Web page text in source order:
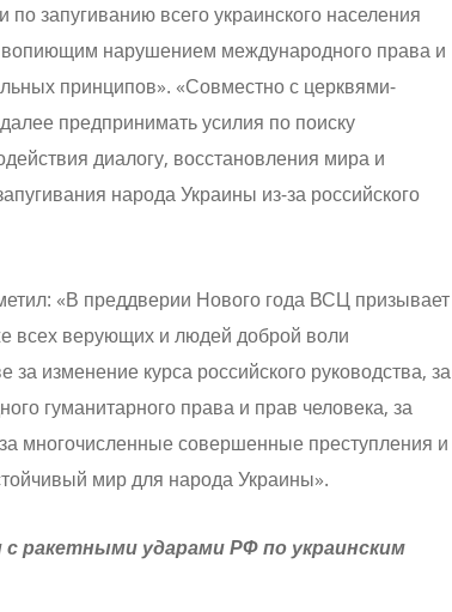
запугиванию всего украинского населения
вопиющим нарушением международного права и
принципов». «Совместно с церквями-
предпринимать усилия по поиску
диалогу, восстановления мира и
народа Украины из-за российского
«В преддверии Нового года ВСЦ призывает
всех верующих и людей доброй воли
за изменение курса российского руководства, за
гуманитарного права и прав человека, за
многочисленные совершенные преступления и
мир для народа Украины».
с ракетными ударами РФ по украинским